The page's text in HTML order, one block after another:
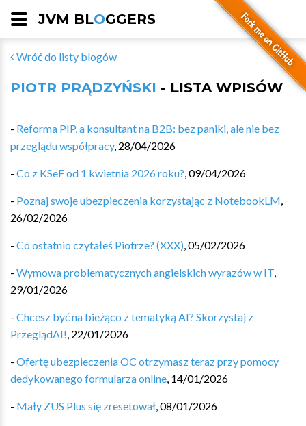
JVM BLOGGERS
Wróć do listy blogów
PIOTR PRĄDZYŃSKI - LISTA WPISÓW
- Reforma PIP, a konsultant na B2B: bez paniki, ale nie bez
przeglądu współpracy, 28/04/2026
- Co z KSeF od 1 kwietnia 2026 roku?,09/04/2026
- Poznaj swoje ubezpieczenia korzystając z NotebookLM,
26/02/2026
- Co ostatnio czytałeś Piotrze? (XXX),05/02/2026
- Wymowa problematycznych angielskich wyrazów w IT,
29/01/2026
- Chcesz być na bieżąco z tematyką AI? Skorzystaj z
PrzeglądAI!, 22/01/2026
- Ofertę ubezpieczenia OC otrzymasz teraz przy pomocy
dedykowanego formularza online, 14/01/2026
- Mały ZUS Plus się zresetował,08/01/2026